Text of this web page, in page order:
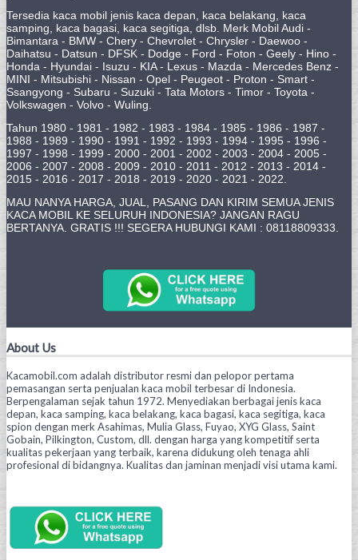
Tersedia kaca mobil jenis kaca depan, kaca belakang, kaca
samping, kaca bagasi, kaca segitiga, dlsb. Merk Mobil Audi -
Bimantara - BMW - Chery - Chevrolet - Chrysler - Daewoo -
Daihatsu - Datsun - DFSK - Dodge - Ford - Foton - Geely - Hino -
Honda - Hyundai - Isuzu - KIA - Lexus - Mazda - Mercedes Benz -
MINI - Mitsubishi - Nissan - Opel - Peugeot - Proton - Smart -
Ssangyong - Subaru - Suzuki - Tata Motors - Timor - Toyota -
Volkswagen - Volvo - Wuling.
Tahun 1980 - 1981 - 1982 - 1983 - 1984 - 1985 - 1986 - 1987 -
1988 - 1989 - 1990 - 1991 - 1992 - 1993 - 1994 - 1995 - 1996 -
1997 - 1998 - 1999 - 2000 - 2001 - 2002 - 2003 - 2004 - 2005 -
2006 - 2007 - 2008 - 2009 - 2010 - 2011 - 2012 - 2013 - 2014 -
2015 - 2016 - 2017 - 2018 - 2019 - 2020 - 2021 - 2022.
MAU NANYA HARGA, JUAL, PASANG DAN KIRIM SEMUA JENIS
KACA MOBIL KE SELURUH INDONESIA? JANGAN RAGU
BERTANYA. GRATIS !!! SEGERA HUBUNGI KAMI : 08118809333.
About Us
Kacamobil.com adalah distributor resmi dan pelopor pertama
pemasangan serta penjualan kaca mobil terbesar di Indonesia.
Berpengalaman sejak tahun 1972. Menyediakan berbagai jenis kaca
depan, kaca samping, kaca belakang, kaca bagasi, kaca segitiga, kaca
spion dengan merk Asahimas, Mulia Glass, Fuyao, XYG Glass, Saint
Gobain, Pilkington, Custom, dll. dengan harga yang kompetitif serta
kualitas pekerjaan yang terbaik, karena didukung oleh tenaga ahli
profesional di bidangnya. Kualitas dan jaminan menjadi visi utama kami.